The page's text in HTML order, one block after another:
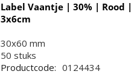
Label Vaantje | 30% | Rood |
3x6cm
30x60 mm
50stuks
Productcode: 0124434